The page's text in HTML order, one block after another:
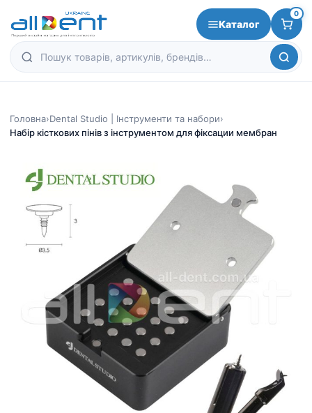
Каталог
0
Головна›Dental Studio | Інструменти та набори›
Набір кісткових пінів з інструментом для фіксации мембран